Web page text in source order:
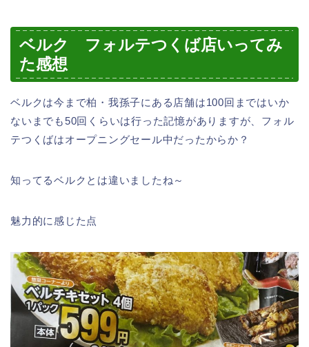
ベルク フォルテつくば店いってみ
た感想
ベルクは今まで柏・我孫子にある店舗は100回まではいか
ないまでも50回くらいは行った記憶がありますが、フォル
テつくばはオープニングセール中だったからか？
知ってるベルクとは違いましたね～
魅力的に感じた点